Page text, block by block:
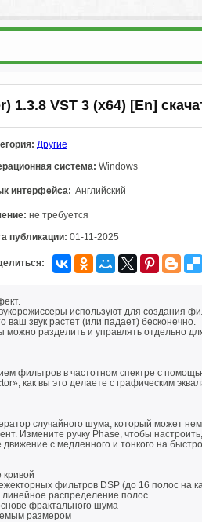
1.3.8 VST 3 (x64) [En]
Другие
система: Windows
интерфейса: Английский
не требуется
публикации: 01-11-2025
используют для создания
звук растет (или падает) бесконечно.
разделить и управлять отдельно
фильтров в частотном спектре с
как вы это делаете с графическим
случайного шума, который может
Измените ручку Phase, чтобы
с медленного и тонкого на
фильтров DSP (до 16 полос на
распределение полос
фрактального шума
размером